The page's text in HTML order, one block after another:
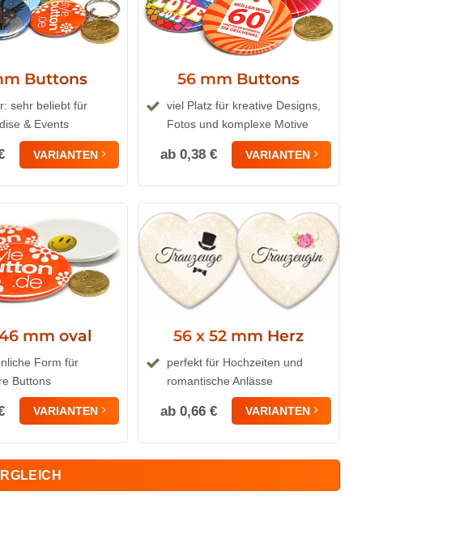
Buttons
sehr beliebt für
& Events
VARIANTEN
56 mm Buttons
viel Platz für kreative Designs,
Fotos und komplexe Motive
ab 0,38 € VARIANTEN
mm oval
Form für
Buttons
VARIANTEN
56 x 52 mm Herz
perfekt für Hochzeiten und
romantische Anlässe
ab 0,66 € VARIANTEN